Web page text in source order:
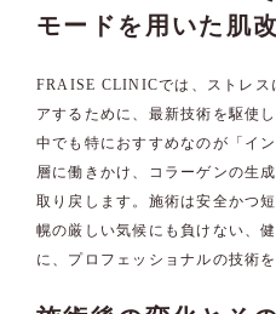
モードを用いた肌
FRAISE CLINICでは、ストレス
アするために、最新技術を駆使
中でも特におすすめなのが「イ
層に働きかけ、コラーゲンの生
取り戻します。施術は安全かつ
幌の厳しい気候にも負けない、
に、プロフェッショナルの技術